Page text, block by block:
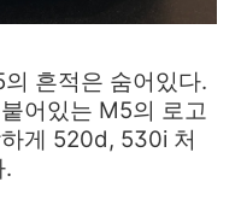
흔적은 숨어있다.
어있는 M5의 로고
게 520d, 530i 처
.